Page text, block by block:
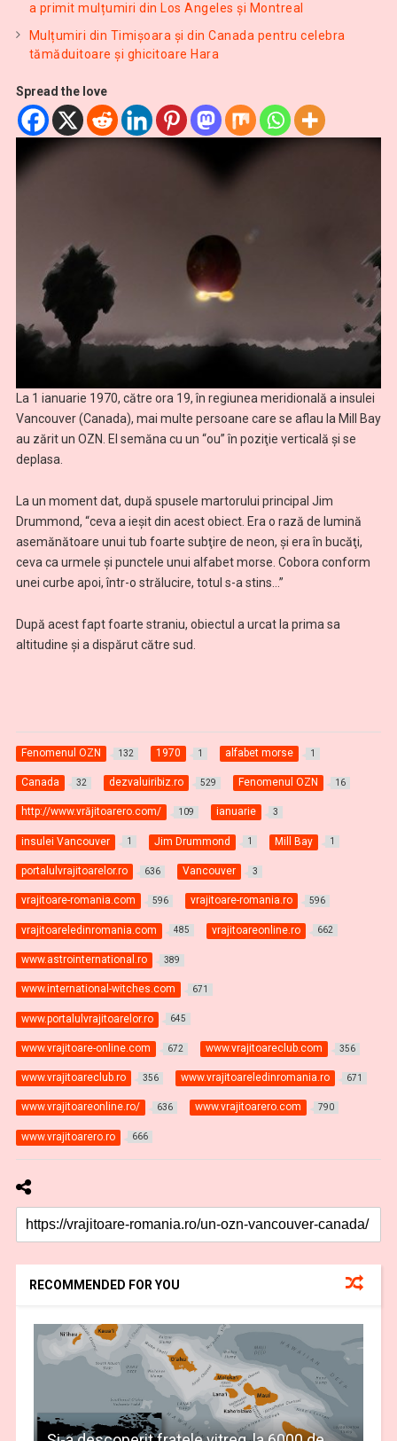
a primit mulțumiri din Los Angeles și Montreal
Mulțumiri din Timișoara și din Canada pentru celebra
tămăduitoare și ghicitoare Hara
Spread the love
La 1 ianuarie 1970, către ora 19, în regiunea meridională a insulei
Vancouver (Canada), mai multe persoane care se aflau la Mill Bay
au zărit un OZN. El semăna cu un “ou” în poziţie verticală şi se
deplasa.
La un moment dat, după spusele martorului principal Jim
Drummond, “ceva a ieşit din acest obiect. Era o rază de lumină
asemănătoare unui tub foarte subţire de neon, şi era în bucăţi,
ceva ca urmele şi punctele unui alfabet morse. Cobora conform
unei curbe apoi, într-o strălucire, totul s-a stins…”
După acest fapt foarte straniu, obiectul a urcat la prima sa
altitudine şi a dispărut către sud.
Fenomenul OZN 132 1970 1 alfabet morse 1
Canada 32 dezvaluiribiz.ro 529 Fenomenul OZN 16
http://www.vrăjitoarero.com/ 109 ianuarie 3
insulei Vancouver 1 Jim Drummond 1 Mill Bay 1
portalulvrajitoarelor.ro 636 Vancouver 3
vrajitoare-romania.com 596 vrajitoare-romania.ro 596
vrajitoareledinromania.com 485 vrajitoareonline.ro 662
www.astrointernational.ro 389
www.international-witches.com 671
www.portalulvrajitoarelor.ro 645
www.vrajitoare-online.com 672 www.vrajitoareclub.com 356
www.vrajitoareclub.ro 356 www.vrajitoareledinromania.ro 671
www.vrajitoareonline.ro/ 636 www.vrajitoarero.com 790
www.vrajitoarero.ro 666
RECOMMENDED FOR YOU